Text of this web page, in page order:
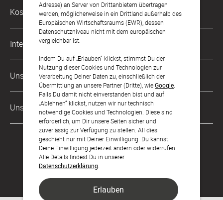
Adresse) an Server von Drittanbietern übertragen
werden, möglicherweise in ein Drittland außerhalb des
Europäischen Wirtschaftsraums (EWR), dessen
Datenschutzniveau nicht mit dem europäischen
vergleichbar ist.
Indem Du auf „Erlauben“ klickst, stimmst Du der
Nutzung dieser Cookies und Technologien zur
Verarbeitung Deiner Daten zu, einschließlich der
Übermittlung an unsere Partner (Dritte), wieGoogle
Falls Du damit nicht einverstanden bist und auf
„Ablehnen“ klickst, nutzen wir nur technisch
notwendige Cookies und Technologien. Diese sind
erforderlich, um Dir unsere Seiten sicher und
zuverlässig zur Verfügung zu stellen. All dies
geschieht nur mit Deiner Einwilligung. Du kannst
Deine Einwilligung jederzeit ändern oder widerrufen.
Alle Details findest Du in unserer
Datenschutzerklärung
Erlauben
kontakt@sendmoments.de
Philosophie
Karriere
Impressum
AGB & Widerrufsrecht
Zahlung & Versand
Datenschutz
Barrierefreiheitserklärung
LLM's
Kostenlose Services
Musterkarten
Digitale Fotoalben
Digitale Gästelisten
FAQ & Hilfe
International
Österreich
Schweiz
Frankreich
Unsere Zahlungsarten
Unsere Partner